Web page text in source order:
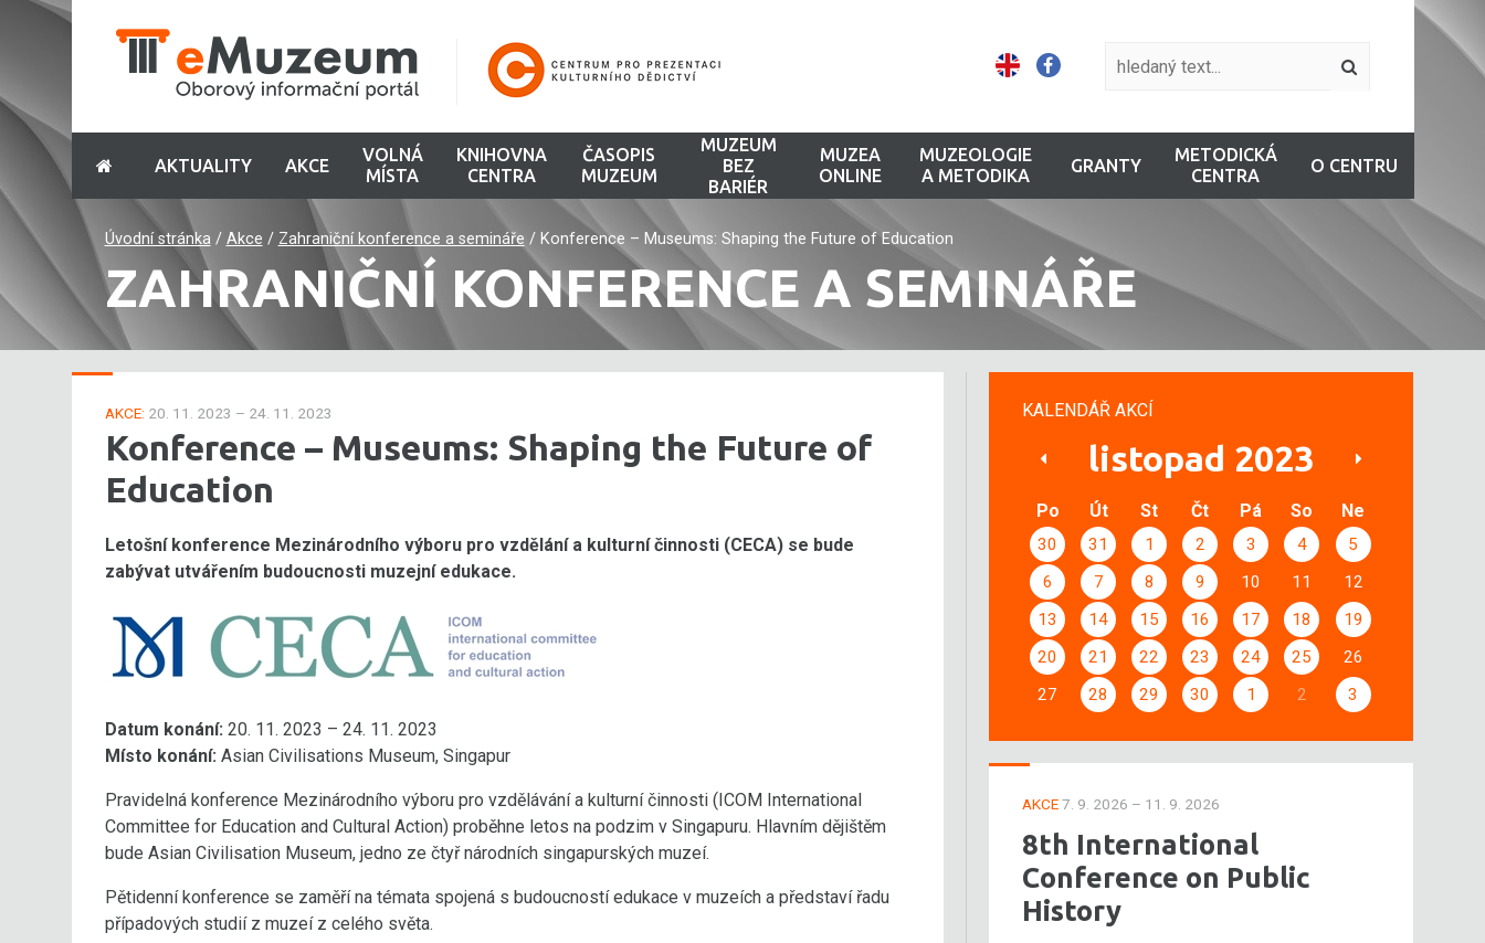
AKTUALITY AKCE
VOLNÁ
MÍSTA
KNIHOVNA
CENTRA
ČASOPIS
MUZEUM
MUZEUM
BEZ
BARIÉR
MUZEA
ONLINE
MUZEOLOGIE
A METODIKA
GRANTY
METODICKÁ
CENTRA
O CENTRU
Úvodní stránka/ Akce / Zahraniční konference a semináře / Konference – Museums: Shaping the Future of Education
ZAHRANIČNÍ KONFERENCE A SEMINÁŘE
AKCE: 20. 11. 2023 – 24. 11. 2023
Konference – Museums: Shaping the Future of
Education
Letošní konference Mezinárodního výboru pro vzdělání a kulturní činnosti (CECA) se bude
zabývat utvářením budoucnosti muzejní edukace.
Datum konání: 20. 11. 2023 – 24. 11. 2023
Místo konání: Asian Civilisations Museum, Singapur
Pravidelná konference Mezinárodního výboru pro vzdělávání a kulturní činnosti (ICOM International
Committee for Education and Cultural Action) proběhne letos na podzim v Singapuru. Hlavním dějištěm
bude Asian Civilisation Museum, jedno ze čtyř národních singapurských muzeí.
Pětidenní konference se zaměří na témata spojená s budoucností edukace v muzeích a představí řadu
případových studií z muzeí z celého světa.
KALENDÁŘ AKCÍ
listopad 2023
Po Út St Čt Pá So Ne
30 31 1 2 3 4
5
6
7 8 9 10 11
12
13
14 15 16 17 18
19
20
21 22 23 24 25
26
27
28 29 30 1 2 3
AKCE7. 9. 2026 – 11. 9. 2026
8th International
Conference on Public
History